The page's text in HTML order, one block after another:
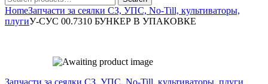
for:
HomeЗапчасти за сеялки СЗ, УПС, No-Till, культиваторы,
плугиУ-СУС 00.7310 БУНКЕР В УПАКОВКЕ
Запчасти за сеялки СЗ, УПС, No-Till, культиваторы, плуги